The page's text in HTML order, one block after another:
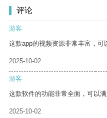
评论
游客
这款app的视频资源非常丰富，可
2025-10-02
游客
这款软件的功能非常全面，可以满
2025-10-02